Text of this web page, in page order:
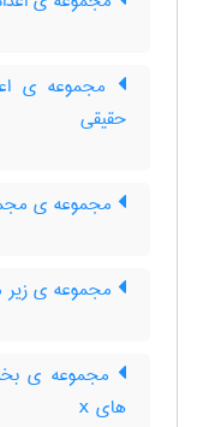
مجموعه ی
حقیقی
مجموعه ی
مجموعه ی
های x